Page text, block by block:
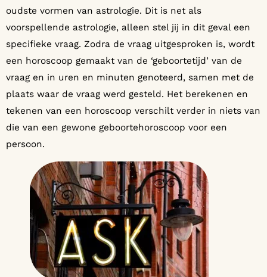
oudste vormen van astrologie. Dit is net als
voorspellende astrologie, alleen stel jij in dit geval een
specifieke vraag. Zodra de vraag uitgesproken is, wordt
een horoscoop gemaakt van de ‘geboortetijd’ van de
vraag en in uren en minuten genoteerd, samen met de
plaats waar de vraag werd gesteld. Het berekenen en
tekenen van een horoscoop verschilt verder in niets van
die van een gewone geboortehoroscoop voor een
persoon.